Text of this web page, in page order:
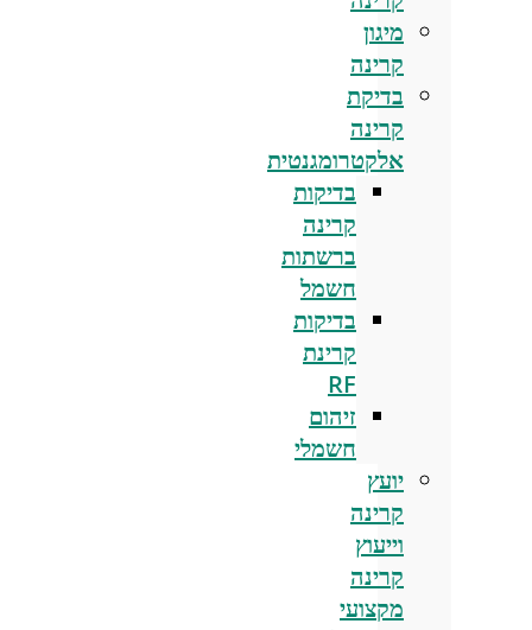
מיגון
קרינה
בדיקת
קרינה
אלקטרומגנטית
בדיקות
קרינה
ברשתות
חשמל
בדיקות
קרינת
RF
זיהום
חשמלי
יועץ
קרינה
וייעוץ
קרינה
מקצועי